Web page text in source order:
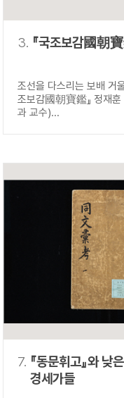
3. 『국조보감國朝寶
조선을 다스리는 보배 거
조보감國朝寶鑑』 정재
과 교수)...
7. 『동문휘고』와 낮
경세가들